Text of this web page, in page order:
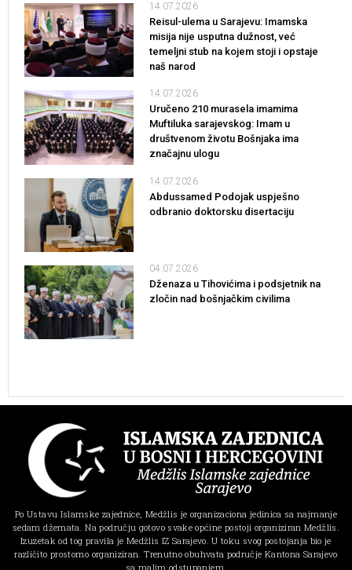
14.07.2026
Reisul-ulema u Sarajevu: Imamska
misija nije usputna dužnost, već
temeljni stub na kojem stoji i opstaje
naš narod
14.07.2026
Uručeno 210 murasela imamima
Muftiluka sarajevskog: Imam u
društvenom životu Bošnjaka ima
značajnu ulogu
14.07.2026
Abdussamed Podojak uspješno
odbranio doktorsku disertaciju
04.07.2026
Dženaza u Tihovićima i podsjetnik na
zločin nad bošnjačkim civilima
Po Ustavu Islamske zajednice, Medžlis je organizaciona jedinica sa najmanje
sedam džemata. Na području gotovo svake općine postoji organiziran Medžlis.
Izuzetak od tog pravila je Medžlis IZ Sarajevo. U toku svog postojanja bio je
različito prostorno organiziran. Trenutno obuhvata područje Kantona Sarajevo
sa malim odstupanjem.